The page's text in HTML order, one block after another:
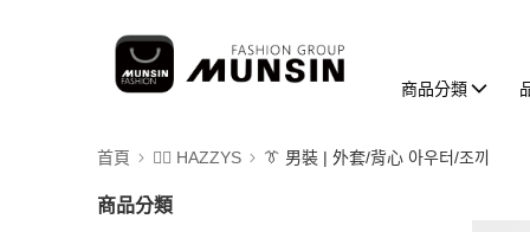
商品分類
首頁 🐕‍🦺 HAZZYS 👔 男裝 | 外套/背心 아우터/조끼
商品分類